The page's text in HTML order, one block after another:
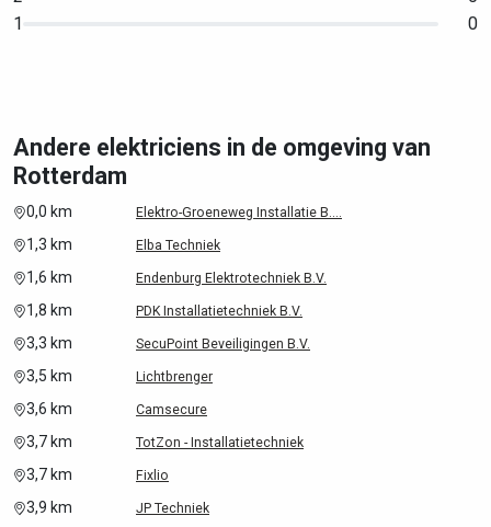
1
0
Andere elektriciens in de omgeving van
Rotterdam
0,0 km Elektro-Groeneweg Installatie B....
1,3 km Elba Techniek
1,6 km Endenburg Elektrotechniek B.V.
1,8 km PDK Installatietechniek B.V.
3,3 km SecuPoint Beveiligingen B.V.
3,5 km Lichtbrenger
3,6 km Camsecure
3,7 km TotZon - Installatietechniek
3,7 km Fixlio
3,9 km JP Techniek